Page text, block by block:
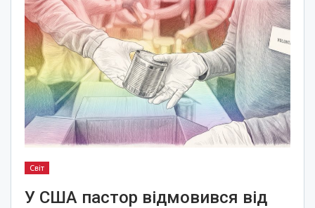
Світ
У США пастор відмовився від